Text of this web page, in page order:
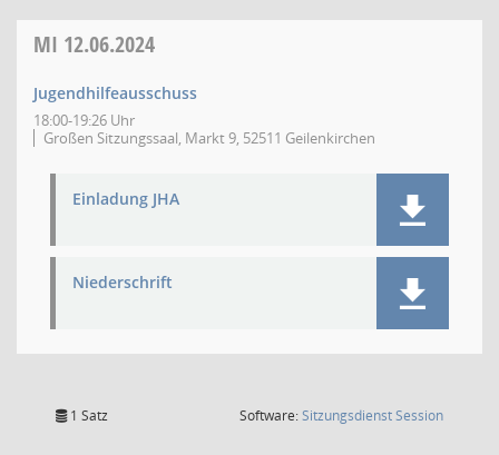
MI 12.06.2024
Jugendhilfeausschuss
18:00-19:26 Uhr
Großen Sitzungssaal, Markt 9, 52511 Geilenkirchen
Einladung JHA
Niederschrift
1 Satz Software:SitzungsdienstSession(Wird in